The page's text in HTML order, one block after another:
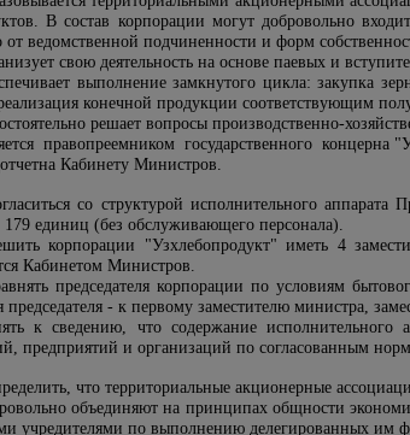
В состав корпорации могут добровольно
от ведомственной подчиненности и форм
свою деятельность на основе паевых и
выполнение замкнутого цикла: закупка
конечной продукции соответствующим
решает вопросы производственно-
правопреемником государственного концерна
Кабинету Министров.
со структурой исполнительного
179 единиц (без обслуживающего персонала).
корпорации "Узхлебопродукт" иметь 4
Кабинетом Министров.
председателя корпорации по условиям
председателя - к первому заместителю министра,
к сведению, что содержание исполнительного
предприятий и организаций по согласованным
что территориальные акционерные
объединяют на принципах общности
учредителями по выполнению делегированных им